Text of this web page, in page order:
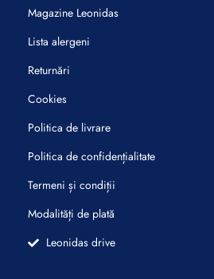
Magazine Leonidas
Lista alergeni
Returnări
Cookies
Politica de livrare
Politica de confidențialitate
Termeni și condiții
Modalități de plată
Leonidas drive